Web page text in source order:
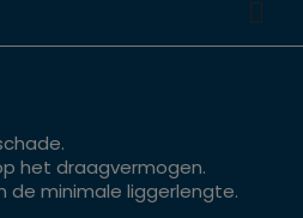

het draagvermogen.
de minimale liggerlengte.